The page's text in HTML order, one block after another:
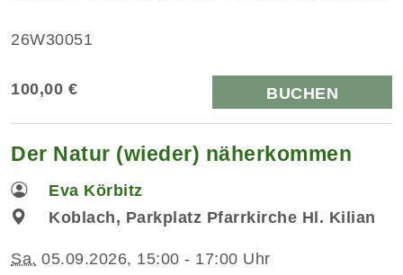
26W30051
100,00 € BUCHEN
Der Natur (wieder) näherkommen
Eva Körbitz
Koblach, Parkplatz Pfarrkirche Hl. Kilian
Sa. 05.09.2026, 15:00 - 17:00 Uhr